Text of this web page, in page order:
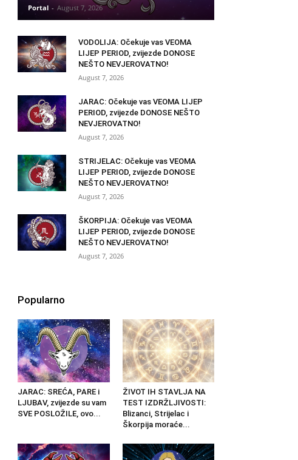
Portal - August 7, 2026
VODOLIJA: Očekuje vas VEOMA
LIJEP PERIOD, zvijezde DONOSE
NEŠTO NEVJEROVATNO!
August 7, 2026
JARAC: Očekuje vas VEOMA LIJEP
PERIOD, zvijezde DONOSE NEŠTO
NEVJEROVATNO!
August 7, 2026
STRIJELAC: Očekuje vas VEOMA
LIJEP PERIOD, zvijezde DONOSE
NEŠTO NEVJEROVATNO!
August 7, 2026
ŠKORPIJA: Očekuje vas VEOMA
LIJEP PERIOD, zvijezde DONOSE
NEŠTO NEVJEROVATNO!
August 7, 2026
Popularno
JARAC: SREĆA, PARE i
LJUBAV, zvijezde su vam
SVE POSLOŽILE, ovo...
ŽIVOT IH STAVLJA NA
TEST IZDRŽLJIVOSTI:
Blizanci, Strijelac i
Škorpija moraće...